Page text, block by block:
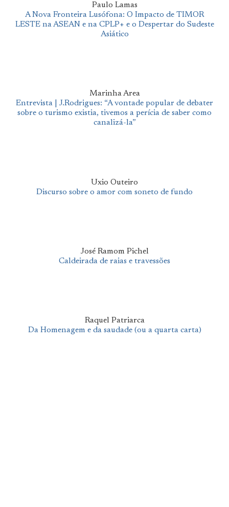
Paulo Lamas
A Nova Fronteira Lusófona: O Impacto de TIMOR
LESTE na ASEAN e na CPLP+ e o Despertar do Sudeste
Asiático
Marinha Area
Entrevista | J.Rodrigues: “A vontade popular de debater
sobre o turismo existia, tivemos a perícia de saber como
canalizá-la”
Uxio Outeiro
Discurso sobre o amor com soneto de fundo
José Ramom Pichel
Caldeirada de raias e travessões
Raquel Patriarca
Da Homenagem e da saudade (ou a quarta carta)